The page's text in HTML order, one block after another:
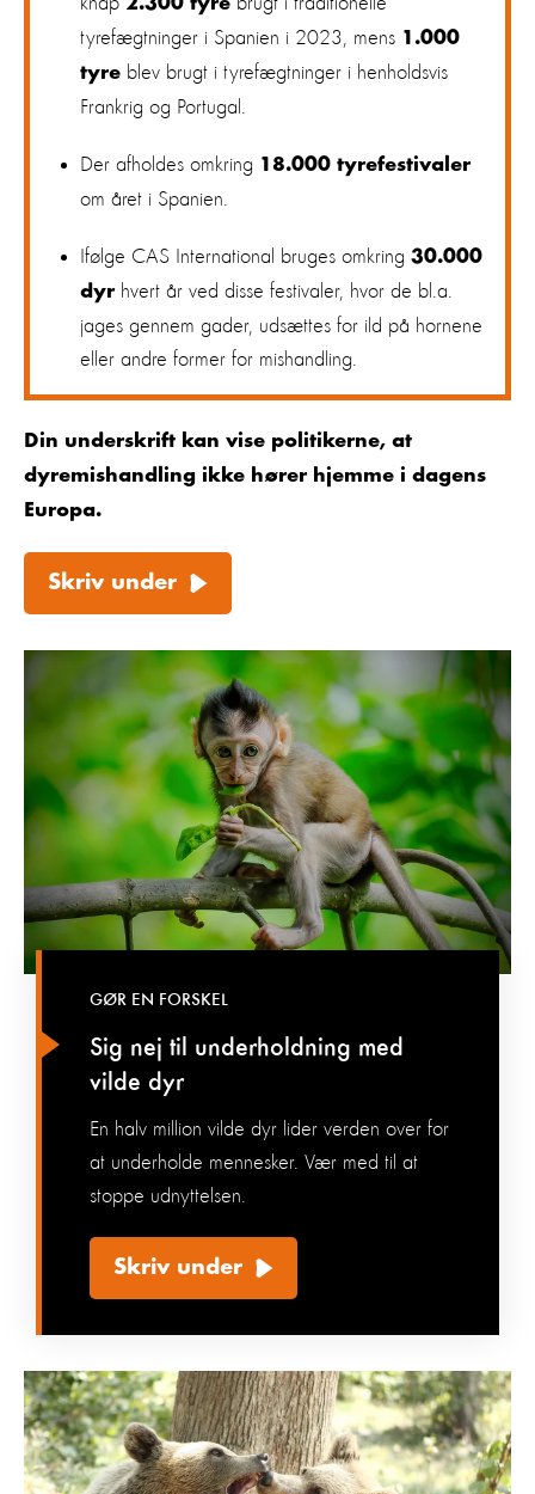
tyrefægtninger i Spanien i 2023, mens 1.000
tyre blev brugt i tyrefægtninger i henholdsvis
Frankrig og Portugal.
Der afholdes omkring 18.000 tyrefestivaler
om året i Spanien.
Ifølge CAS International bruges omkring 30.000
dyrhvert år ved disse festivaler, hvor de bl.a.
jages gennem gader, udsættes for ild på hornene
eller andre former for mishandling.
Din underskrift kan vise politikerne, at
dyremishandling ikke hører hjemme i dagens
Europa.
Skriv under
Sig nej til underholdning med
vilde dyr
GØR EN FORSKEL
En halv million vilde dyr lider verden over for
at underholde mennesker. Vær med til at
stoppe udnyttelsen.
Skriv under